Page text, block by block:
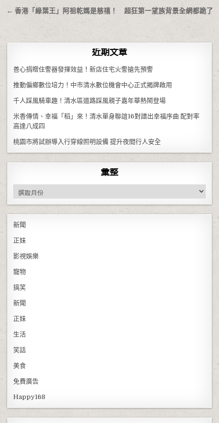
← 香港「綠葉王」阿祖乾媽是慈禧！ 超狂第一望族背景全網都跪了
近期文章
善心捐贈住警器發揮效益！新店住宅火警搶先預警
推動偏鄉數位培力！中市清水數位機會中心正式揭牌啟用
千人踩風騎車趣！清水區道路踩風親子嘉年華熱鬧登場
米香傳情、幸福「稻」來！清水單身聯誼16對譜出幸福序曲 配對率
高達八成四
桃園市將試辦導入行穿線照明設備 提升夜間行人安全
彙整
彙整
新聞
正妹
影視娛樂
寵物
搞笑
新聞
正妹
生活
笑話
美食
免費廣告
Happy168